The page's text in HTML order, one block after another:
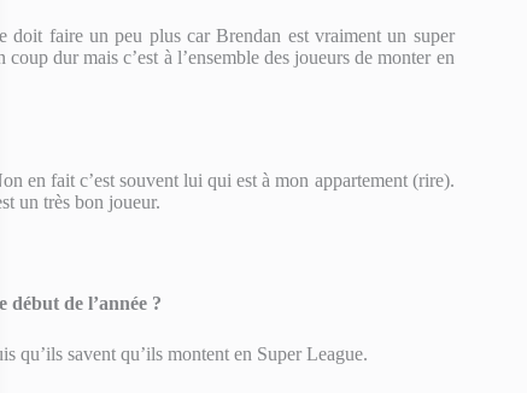
doit faire un peu plus car Brendan est vraiment un super
dur mais c’est à l’ensemble des joueurs de monter en
en fait c’est souvent lui qui est à mon appartement (rire).
un très bon joueur.
début de l’année ?
qu’ils savent qu’ils montent en Super League.